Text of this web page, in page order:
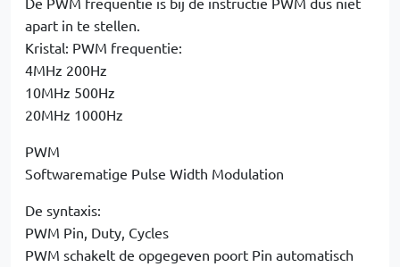
apart in te stellen.
Kristal: PWM frequentie:
4MHz 200Hz
10MHz 500Hz
20MHz 1000Hz
PWM
Softwarematige Pulse Width Modulation
De syntaxis:
PWM Pin, Duty, Cycles
PWM schakelt de opgegeven poort Pin automatisch